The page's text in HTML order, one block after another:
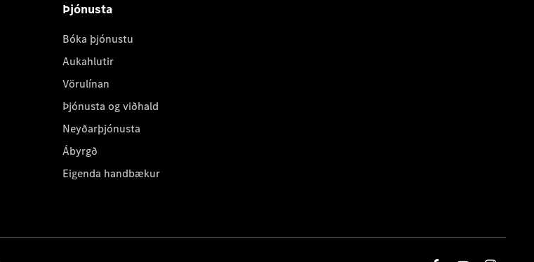
Þjónusta
Bóka þjónustu
Aukahlutir
Vörulínan
Þjónusta og viðhald
Neyðarþjónusta
Ábyrgð
Eigenda handbækur